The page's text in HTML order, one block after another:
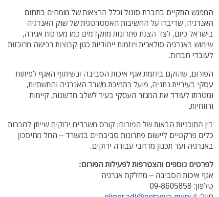
המפגש התקיים בחברת סונול וכלל הרצאות של מומחים בתחום
האנרגיה, שדיברו על החשיבות האסטרטגית של שוק האנרגיה
בישראל כיום, לצד הצגת פתרונות מתקדמים כמו מערכות אגירה,
שימוש באנרגיה סולארית ויוזמות ייחודיות כגון קבוצות רכישה מרוכזות
לעובדי חברות.
הפורום, שהוקם ביוזמת אגף איכות הסביבה ובשיתוף האגף לפיתוח
עסקי בעיריית נתניה, פועל בתמיכת משרד האנרגיה והתשתיות,
ומטרתו לעודד את המגזר העסקי בעיר לשלב חדשנות, קיימות
ורווחיות.
בין התוכניות הבאות של הפורום: קורס משרדים ירוקים שייתן לחברות
כלים פרקטיים ליישום פתרונות סביבתיים במשרד – החל מחיסכון
באנרגיה ועד תכנון מרחבי עבודה ירוקים.
לפרטים נוספים והצטרפות לפעילות הפורום:
אגף איכות הסביבה – מחלקת אנרגיה
טלפון: 09-8605858